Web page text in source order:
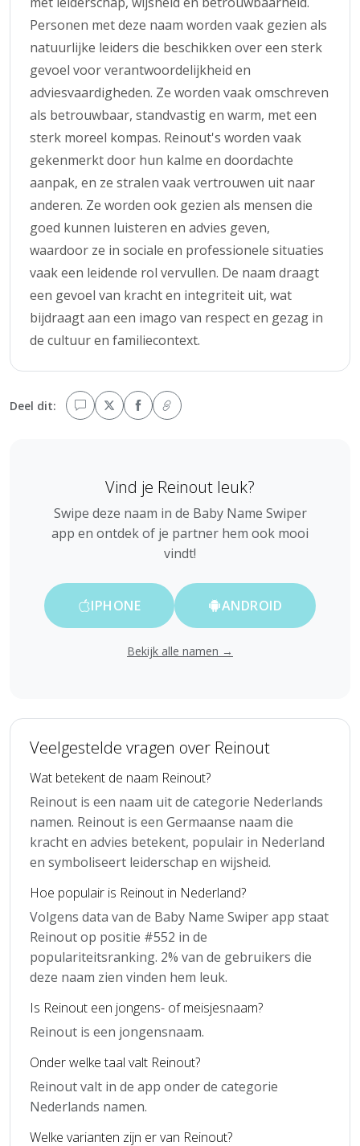
Personen met deze naam worden vaak gezien als
natuurlijke leiders die beschikken over een sterk
gevoel voor verantwoordelijkheid en
adviesvaardigheden. Ze worden vaak omschreven
als betrouwbaar, standvastig en warm, met een
sterk moreel kompas. Reinout's worden vaak
gekenmerkt door hun kalme en doordachte
aanpak, en ze stralen vaak vertrouwen uit naar
anderen. Ze worden ook gezien als mensen die
goed kunnen luisteren en advies geven,
waardoor ze in sociale en professionele situaties
vaak een leidende rol vervullen. De naam draagt
een gevoel van kracht en integriteit uit, wat
bijdraagt aan een imago van respect en gezag in
de cultuur en familiecontext.
Deel dit:
Vind je Reinout leuk?
Swipe deze naam in de Baby Name Swiper
app en ontdek of je partner hem ook mooi
vindt!
IPHONE ANDROID
Bekijk alle namen →
Veelgestelde vragen over Reinout
Wat betekent de naam Reinout?
Reinout is een naam uit de categorie Nederlands
namen. Reinout is een Germaanse naam die
kracht en advies betekent, populair in Nederland
en symboliseert leiderschap en wijsheid.
Hoe populair is Reinout in Nederland?
Volgens data van de Baby Name Swiper app staat
Reinout op positie #552 in de
populariteitsranking. 2% van de gebruikers die
deze naam zien vinden hem leuk.
Is Reinout een jongens- of meisjesnaam?
Reinout is een jongensnaam.
Onder welke taal valt Reinout?
Reinout valt in de app onder de categorie
Nederlands namen.
Welke varianten zijn er van Reinout?